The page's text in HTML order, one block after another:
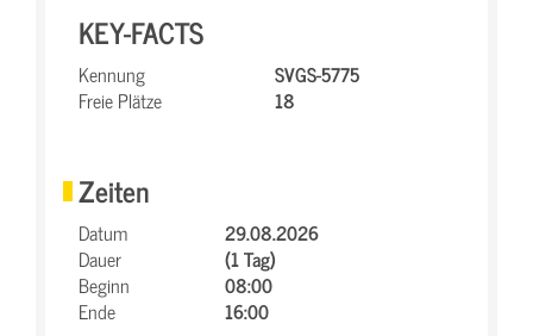
KEY-FACTS
Kennung
SVGS-5775
Freie Plätze
18
Zeiten
Datum
29.08.2026
Dauer
(1 Tag)
Beginn
08:00
Ende
16:00